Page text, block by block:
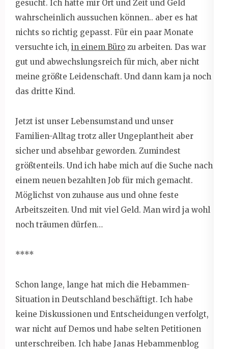
gesucht. Ich hätte mir Ort und Zeit und Geld
wahrscheinlich aussuchen können.. aber es hat
nichts so richtig gepasst. Für ein paar Monate
versuchte ich, in einem Büro zu arbeiten. Das war
gut und abwechslungsreich für mich, aber nicht
meine größte Leidenschaft. Und dann kam ja noch
das dritte Kind.
Jetzt ist unser Lebensumstand und unser
Familien-Alltag trotz aller Ungeplantheit aber
sicher und absehbar geworden. Zumindest
größtenteils. Und ich habe mich auf die Suche nach
einem neuen bezahlten Job für mich gemacht.
Möglichst von zuhause aus und ohne feste
Arbeitszeiten. Und mit viel Geld. Man wird ja wohl
noch träumen dürfen…
****
Schon lange, lange hat mich die Hebammen-
Situation in Deutschland beschäftigt. Ich habe
keine Diskussionen und Entscheidungen verfolgt,
war nicht auf Demos und habe selten Petitionen
unterschreiben. Ich habe Janas Hebammenblog